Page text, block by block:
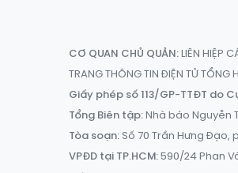
CƠ QUAN CHỦ QUẢN:LIÊN HIỆP
TRANG THÔNG TIN ĐIỆN TỬ
Giấy phép số 113/GP-TTĐT do
Tổng Biên tập:Nhà báo Nguyễn
Tòa soạn:Số 70 Trần Hưng Đạo,
VPĐD tại TP.HCM:590/24 Phan